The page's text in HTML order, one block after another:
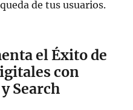
de tus usuarios.
el Éxito de
con
Search